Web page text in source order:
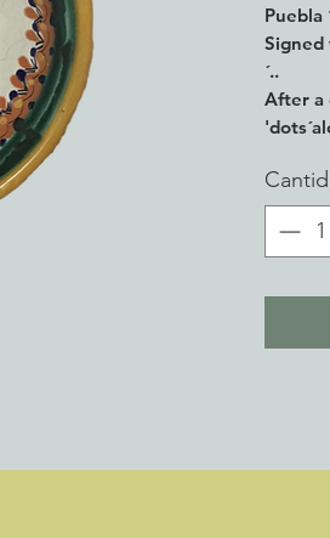
Puebla
Signed
´..
After a
have
cannot
3"tall
From